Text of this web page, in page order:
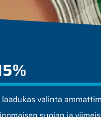
valinta